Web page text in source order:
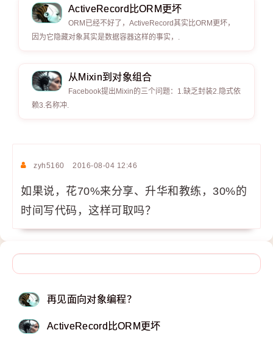
ActiveRecord比ORM更坏
ORM已经不好了，ActiveRecord其实比ORM更坏，
因为它隐藏对象其实是数据容器这样的事实，.
从Mixin到对象组合
Facebook提出Mixin的三个问题：1.缺乏封装2.隐式依
赖3.名称冲.
zyh5160 2016-08-04 12:46
如果说，花70%来分享、升华和教练，30%的
时间写代码，这样可取吗？
再见面向对象编程？
ActiveRecord比ORM更坏